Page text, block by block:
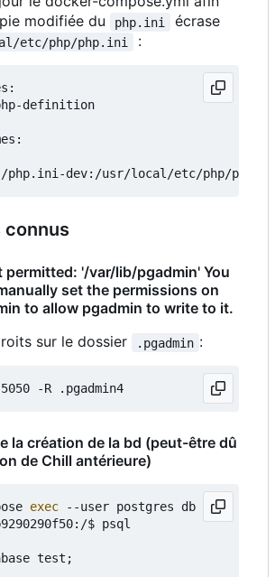
modifiée du
php.ini écrase
etc/php/php.ini :
definition
connus
permitted: '/var/lib/pgadmin' You
set the permissions on
to allow pgadmin to write to it.
sur le dossier
.pgadmin :
la création de la bd (peut-être dû
de Chill antérieure)
exec --user postgres db bash
$ psql
test ;